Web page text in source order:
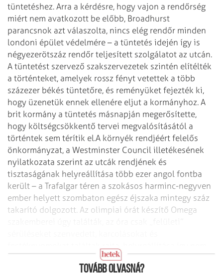
tüntetéshez. Arra a kérdésre, hogy vajon a rendőrség
miért nem avatkozott be előbb, Broadhurst
parancsnok azt válaszolta, nincs elég rendőr minden
londoni épület védelmére – a tüntetés idején így is
négyezerötszáz rendőr teljesített szolgálatot az utcán.
A tüntetést szervező szakszervezetek szintén elítélték
a történteket, amelyek rossz fényt vetettek a több
százezer békés tüntetőre, és reményüket fejezték ki,
hogy üzenetük ennek ellenére eljut a kormányhoz. A
brit kormány a tüntetés másnapján megerősítette,
hogy költségcsökkentő tervei megvalósításától a
történtek sem térítik el.A környék rendjéért felelős
önkormányzat, a Westminster Council illetékesének
nyilatkozata szerint az utcák rendjének és
tisztaságának helyreállítása több ezer angol fontba
került – a Trafalgar téren a szokásos harminc-negyven
ember helyett szombaton egész éjszaka mintegy száz
takarító dolgozott. Az olimpiai órát készítő Omega
fog problémát okozni.
Tovább olvasná?